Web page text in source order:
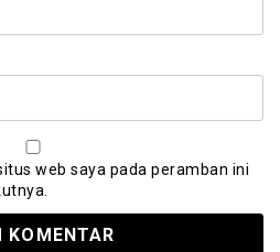
web saya pada peramban ini